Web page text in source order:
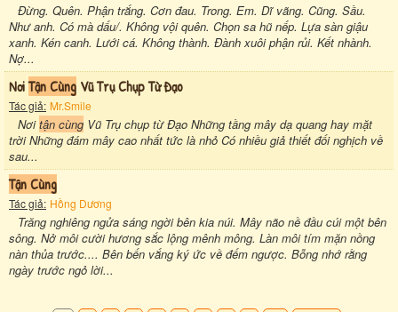
Đừng. Quên. Phận trắng. Cơn đau. Trong. Em. Dĩ vãng. Cũng. Sầu.
Như anh. Có mà dấu/. Không vội quên. Chọn sa hũ nếp. Lựa sàn giậu
xanh. Kén canh. Lưới cá. Không thành. Đành xuôi phận rủi. Kết nhành.
Nợ...
NơiTận Cùng Vũ Trụ Chụp Từ Đạo
Tác giả: Mr.Smile
Nơitận cùng Vũ Trụ chụp từ Đạo Những tầng mây dạ quang hay mặt
trời Những đám mây cao nhất tức là nhỏ Có nhiều giả thiết đối nghịch về
sau...
Tận Cùng
Tác giả: Hồng Dương
Trăng nghiêng ngửa sáng ngời bên kia núi. Mây não nề đầu cúi một bên
sông. Nở môi cười hương sắc lộng mênh mông. Làn môi tím mặn nồng
nàn thủa trước.... Bên bến vắng ký ức về đếm ngược. Bỗng nhớ rằng
ngày trước ngỏ lời...